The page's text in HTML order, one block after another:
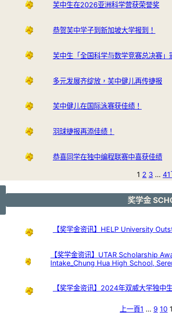
芙中生在2026亚洲科学营获荣誉奖
恭贺芙中学子到新加坡大学报到！
芙中生「全国科学与数学竞赛总决赛」
多元发展齐绽放，芙中健儿再传捷报
芙中健儿在国际泳赛获佳绩！
羽球捷报再添佳绩！
恭喜同学在独中编程联赛中喜获佳绩
1 2 3 … 41
奖学金
【奖学金资讯】HELP University
【奖学金资讯】UTAR Scholarship
Intake_Chung Hua High School,
【奖学金资讯】2024年双威大学独中
上一頁1 … 9 10